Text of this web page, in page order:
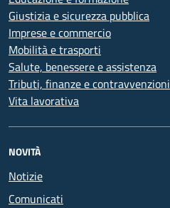
Giustizia e sicurezza pubblica
Imprese e commercio
Mobilità e trasporti
Salute, benessere e assistenza
Tributi, finanze e contravvenzioni
Vita lavorativa
NOVITÀ
Notizie
Comunicati